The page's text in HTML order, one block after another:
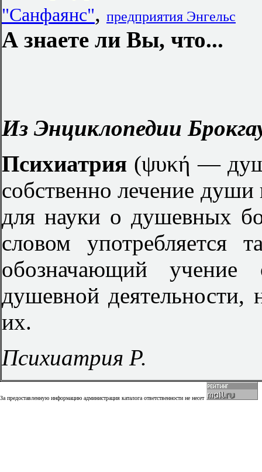
"Санфаянс", предприятия Энгельс
А знаете ли Вы, что...
Из Энциклопедии
Психиатрия (ψυκή —
собственно лечение
для науки о душевных
словом употребляется
обозначающий учение
душевной деятельности,
их.
Психиатрия Р.
За предоставленную информацию администрация каталога ответственности не несет